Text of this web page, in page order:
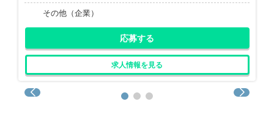
その他（企業）
応募する
求人情報を見る